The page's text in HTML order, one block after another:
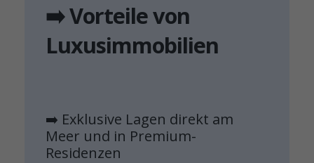
➡️ Vorteile von
Luxusimmobilien
➡️ Exklusive Lagen direkt am
Meer und in Premium-
Residenzen